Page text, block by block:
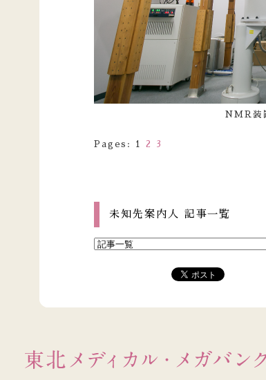
NMR装
Pages: 1 2 3
未知先案内人 記事一覧